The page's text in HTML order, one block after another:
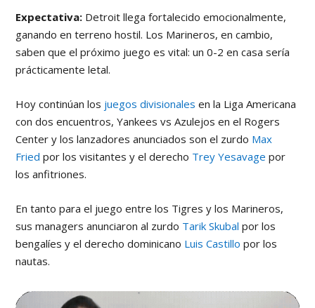
Expectativa: Detroit llega fortalecido emocionalmente,
ganando en terreno hostil. Los Marineros, en cambio,
saben que el próximo juego es vital: un 0-2 en casa sería
prácticamente letal.
Hoy continúan los juegos divisionales en la Liga Americana
con dos encuentros, Yankees vs Azulejos en el Rogers
Center y los lanzadores anunciados son el zurdo Max
Fried por los visitantes y el derecho Trey Yesavage por
los anfitriones.
En tanto para el juego entre los Tigres y los Marineros,
sus managers anunciaron al zurdo Tarik Skubal por los
bengalíes y el derecho dominicano Luis Castillo por los
nautas.